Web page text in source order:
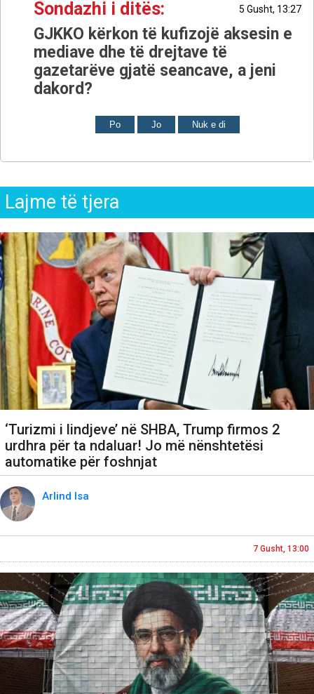
Sondazhi i ditës: 5 Gusht, 13:27
GJKKO kërkon të kufizojë aksesin e
mediave dhe të drejtave të
gazetarëve gjatë seancave, a jeni
dakord?
Po Jo Nuk e di
Lajme të tjera
‘Turizmi i lindjeve’ në SHBA, Trump firmos 2
urdhra për ta ndaluar! Jo më nënshtetësi
automatike për foshnjat
Arlind Isa
7 Gusht, 13:00